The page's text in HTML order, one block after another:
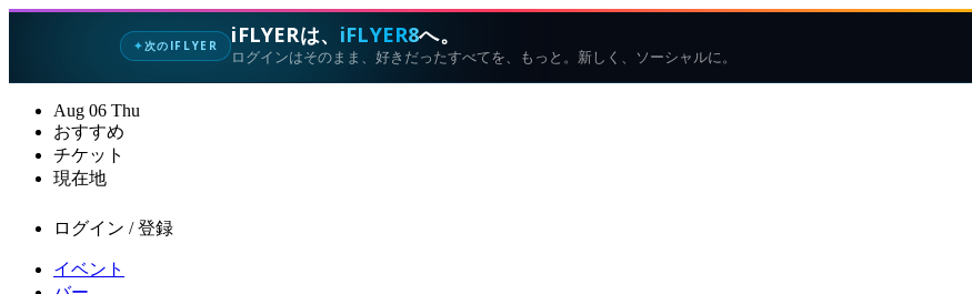
✦次のIFLYER iFLYERは、 iFLYER8へ。
ログインはそのまま、好きだったすべてを、もっと。新しく、ソーシャルに。
Aug 06 Thu
おすすめ
チケット
現在地
ログイン / 登録
イベント